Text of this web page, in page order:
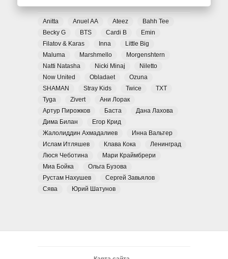
Anitta Anuel AA Ateez
Bahh Tee
Becky G
BTS Cardi B
Emin
Filatov & Karas
Inna
Little Big
Maluma
Marshmello
Morgenshtern
Natti Natasha
Nicki Minaj
Niletto
Now United
Obladaet
Ozuna
SHAMAN
Stray Kids Twice
TXT
Tyga
Zivert
Ани Лорак
Артур Пирожков
Баста
Дана Лахова
Дима Билан
Егор Крид
Жалолиддин Ахмадалиев
Инна Вальтер
Ислам Итляшев
Клава Кока
Ленинград
Люся Чеботина
Мари Краймбрери
Миа Бойка
Ольга Бузова
Рустам Нахушев
Сергей Завьялов
Сява
Юрий Шатунов